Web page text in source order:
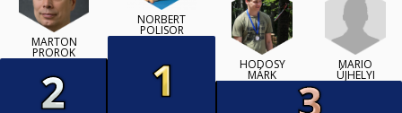
MÁRTON
PROROK
NORBERT
POLISOR
HÓDOSY
MÁRK
MÁRIÓ
ÚJHELYI